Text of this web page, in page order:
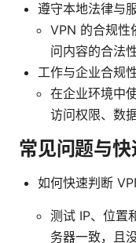
遵守本地法律与
VPN 的合规性
问内容的合法
工作与企业合规
在企业环境中
访问权限、数
常见问题与
如何快速判断
测试 IP、位置
务器一致，且